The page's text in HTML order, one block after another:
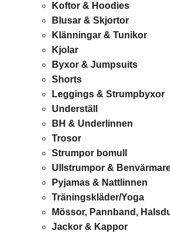
Koftor & Hoodies
Blusar & Skjortor
Klänningar & Tunikor
Kjolar
Byxor & Jumpsuits
Shorts
Leggings & Strumpbyxor
Underställ
BH & Underlinnen
Trosor
Strumpor bomull
Ullstrumpor &
Pyjamas & Nattlinnen
Träningskläder/Yoga
Mössor, Pannband,
Jackor & Kappor